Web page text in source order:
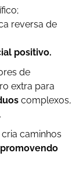
reversa de
positivo.
de
extra para
complexos,
caminhos
promovendo